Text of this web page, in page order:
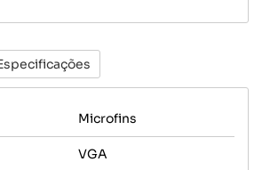
Microfins
VGA